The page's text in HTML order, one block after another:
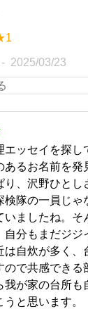
2025/03/23
エッセイを探し
あるお名前を発
り、沢野ひとし
検隊の一員じゃ
いましたね。
自分もまだジジ
は自炊が多く、
ので共感できる
我が家の台所も
と思います。